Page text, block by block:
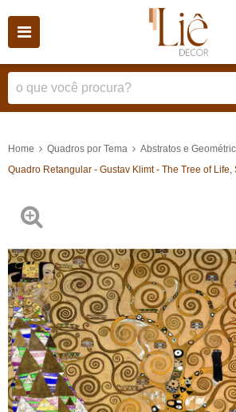
Home Quadros por Tema
Abstratos e
Quadro Retangular - Gustav Klimt - The Tree of